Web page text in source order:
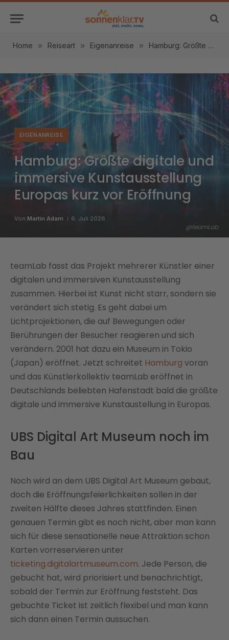
Home » Reiseart » Eigenanreise » Hamburg: Größte digitale und immersive Kunstausstellung Europas kurz vor Eröffnung
@teamLab
EIGENANREISE
Hamburg: Größte digitale und
immersive Kunstausstellung
Europas kurz vor Eröffnung
Von Martin Adam 6. Juli 2026
teamLab fasst das Projekt mehrerer Künstler einer
digitalen und immersiven Kunstausstellung
zusammen. Hierbei ist Kunst nicht starr, sondern sie
verändert sich stetig. Es geht dabei um
Lichtprojektionen, die auf Bewegungen oder
Berührungen der Besucher reagieren und sich
verändern. 2001 hat dazu ein Museum in Tokio
(Japan) eröffnet. Jetzt schreitet Hamburg voran
und das Künstlerkollektiv teamLab eröffnet in
Deutschlands beliebten Hafenstadt bald die größte
digitale und immersive Kunstaustellung in Europas.
UBS Digital Art Museum noch im
Bau
Noch wird an dem UBS Digital Art Museum gebaut,
doch die Eröffnungsfeierlichkeiten sollen in der
zweiten Hälfte dieses Jahres stattfinden. Einen
genauen Termin gibt es noch nicht, aber man kann
sich für diese sensationelle neue Attraktion schon
Karten vorreservieren unter
ticketing.digitalartmuseum.com. Jede Person, die
gebucht hat, wird priorisiert und benachrichtigt,
sobald der Termin zur Eröffnung feststeht. Das
gebuchte Ticket ist zeitlich flexibel und man kann
sich dann einen Termin aussuchen.